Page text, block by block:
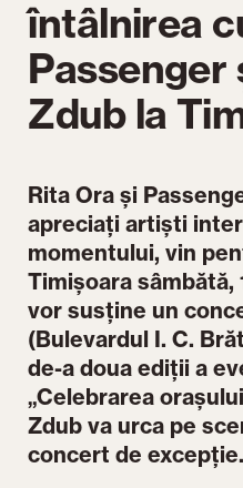
întâlnirea
Passenger
Zdub la
Rita Ora și
apreciați artiști
momentului, vin
Timișoara sâmbătă,
vor susține un
(Bulevardul I. C.
de-a doua ediții a
„Celebrarea
Zdub va urca pe
concert de excepție.